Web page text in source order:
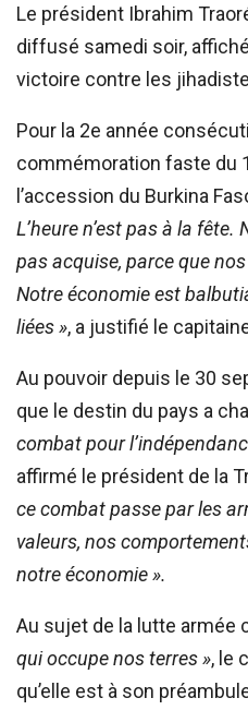
Le président Ibrahim
diffusé samedi soir,
victoire contre les
Pour la 2e année
commémoration faste du
l’accession du Burkina
L’heure n’est pas à la fête.
pas acquise, parce que
Notre économie est
liées », a justifié le
Au pouvoir depuis le 30
que le destin du pays a
combat pour
affirmé le président de la
ce combat passe par les
valeurs, nos
notre économie ».
Au sujet de la lutte armée
qui occupe nos terres », le
qu’elle est à son